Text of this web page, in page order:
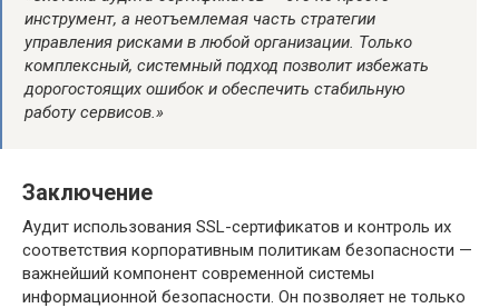
инструмент, а неотъемлемая часть стратегии
управления рисками в любой организации. Только
комплексный, системный подход позволит избежать
дорогостоящих ошибок и обеспечить стабильную
работу сервисов.»
Заключение
Аудит использования SSL-сертификатов и контроль их
соответствия корпоративным политикам безопасности —
важнейший компонент современной системы
информационной безопасности. Он позволяет не только